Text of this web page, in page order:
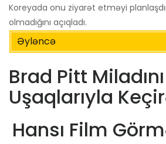
Koreyada onu ziyarət etməyi
olmadığını açıqladı.
Əyləncə
Brad Pitt Miladını
Uşaqlarıyla
Hansı Film